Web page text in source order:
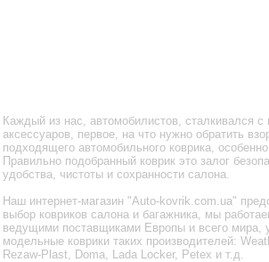
Каждый из нас, автомобилистов, сталкивался
аксессуаров, первое, на что нужно обратить
подходящего автомобильного коврика,
Правильно подобранный коврик это залог
удобства, чистоты и сохранности салона.
Наш интернет-магазин "Auto-kovrik.com.ua"
выбор ковриков салона и багажника, мы
ведущими поставщиками Европы и всего мира,
модельные коврики таких производителей:
Rezaw-Plast, Doma, Lada Locker, Petex и т.д.